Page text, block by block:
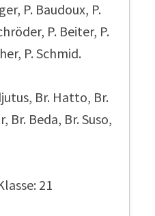
P. Baudoux, P.
P. Beiter, P.
P. Schmid.
Br. Hatto, Br.
Br. Beda, Br. Suso,
21